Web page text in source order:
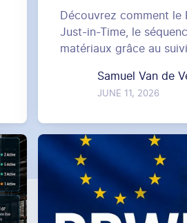
Découvrez comment
Just-in-Time, le
matériaux grâce au
Samuel Van de
JUNE 11, 2026